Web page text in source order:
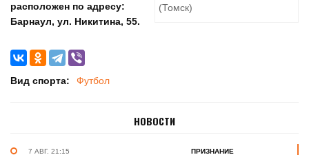
(Томск)
расположен по адресу:
Барнаул, ул. Никитина, 55.
Вид спорта: Футбол
НОВОСТИ
7 АВГ. 21:15 ПРИЗНАНИЕ